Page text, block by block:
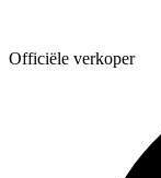
Officiële verkoper